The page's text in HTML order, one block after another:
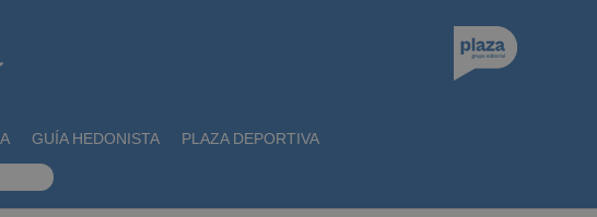
GUÍA HEDONISTA PLAZA DEPORTIVA